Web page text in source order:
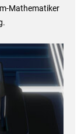
Mathematiker